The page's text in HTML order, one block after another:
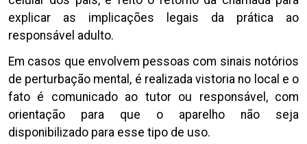
explicar as implicações legais da prática ao
responsável adulto.
Em casos que envolvem pessoas com sinais notórios
de perturbação mental, é realizada vistoria no local e o
fato é comunicado ao tutor ou responsável, com
orientação para que o aparelho não seja
disponibilizado para esse tipo de uso.